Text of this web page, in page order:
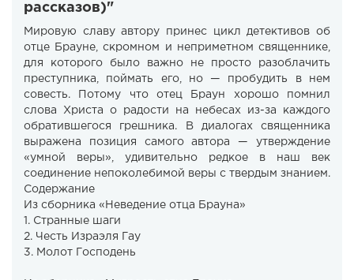
рассказов)"
Мировую славу автору принес цикл детективов об
отце Брауне, скромном и неприметном священнике,
для которого было важно не просто разоблачить
преступника, поймать его, но — пробудить в нем
совесть. Потому что отец Браун хорошо помнил
слова Христа о радости на небесах из-за каждого
обратившегося грешника. В диалогах священника
выражена позиция самого автора — утверждение
«умной веры», удивительно редкое в наш век
соединение непоколебимой веры с твердым знанием.
Содержание
Из сборника «Неведение отца Брауна»
1. Странные шаги
2. Честь Израэля Гау
3. Молот Господень